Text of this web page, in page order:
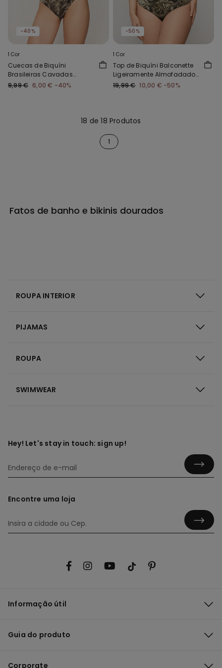
-40%
1 Cor
Cuecas de Biquíni
Brasileiras Cavadas
Arredondadas Golden
9,99 € 6,00 € -40%
-50%
1 Cor
Top de Biquíni Balconette
Ligeiramente Almofadado
Golden Tropics
19,99 € 10,00 € -50%
18 de 18 Produtos
1
Fatos de banho e bikinis dourados
ROUPA INTERIOR
PIJAMAS
ROUPA
SWIMWEAR
Hey! Let's stay in touch: sign up!
Encontre uma loja
Informação útil
Guia do produto
Corporate